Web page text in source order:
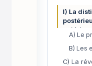
I) La
A) Le
B) Les
C) La